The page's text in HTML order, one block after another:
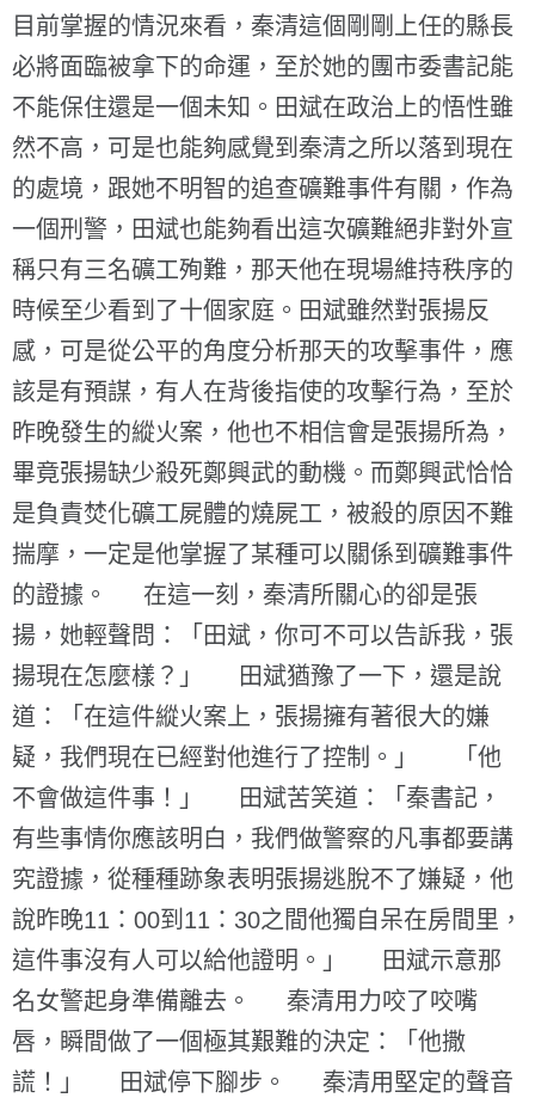
目前掌握的情況來看，秦清這個剛剛上任的縣長
必將面臨被拿下的命運，至於她的團市委書記能
不能保住還是一個未知。田斌在政治上的悟性雖
然不高，可是也能夠感覺到秦清之所以落到現在
的處境，跟她不明智的追查礦難事件有關，作為
一個刑警，田斌也能夠看出這次礦難絕非對外宣
稱只有三名礦工殉難，那天他在現場維持秩序的
時候至少看到了十個家庭。田斌雖然對張揚反
感，可是從公平的角度分析那天的攻擊事件，應
該是有預謀，有人在背後指使的攻擊行為，至於
昨晚發生的縱火案，他也不相信會是張揚所為，
畢竟張揚缺少殺死鄭興武的動機。而鄭興武恰恰
是負責焚化礦工屍體的燒屍工，被殺的原因不難
揣摩，一定是他掌握了某種可以關係到礦難事件
的證據。 在這一刻，秦清所關心的卻是張
揚，她輕聲問：「田斌，你可不可以告訴我，張
揚現在怎麼樣？」 田斌猶豫了一下，還是說
道：「在這件縱火案上，張揚擁有著很大的嫌
疑，我們現在已經對他進行了控制。」 「他
不會做這件事！」 田斌苦笑道：「秦書記，
有些事情你應該明白，我們做警察的凡事都要講
究證據，從種種跡象表明張揚逃脫不了嫌疑，他
說昨晚11：00到11：30之間他獨自呆在房間里，
這件事沒有人可以給他證明。」 田斌示意那
名女警起身準備離去。 秦清用力咬了咬嘴
唇，瞬間做了一個極其艱難的決定：「他撒
謊！」 田斌停下腳步。 秦清用堅定的聲音